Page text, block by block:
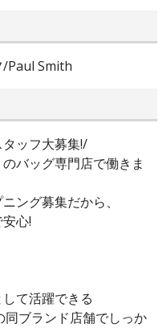
/Paul Smith
ッフ大募集!/
バッグ専門店で働きま
ング募集だから、
心!
て活躍できる
同ブランド店舗でしっか